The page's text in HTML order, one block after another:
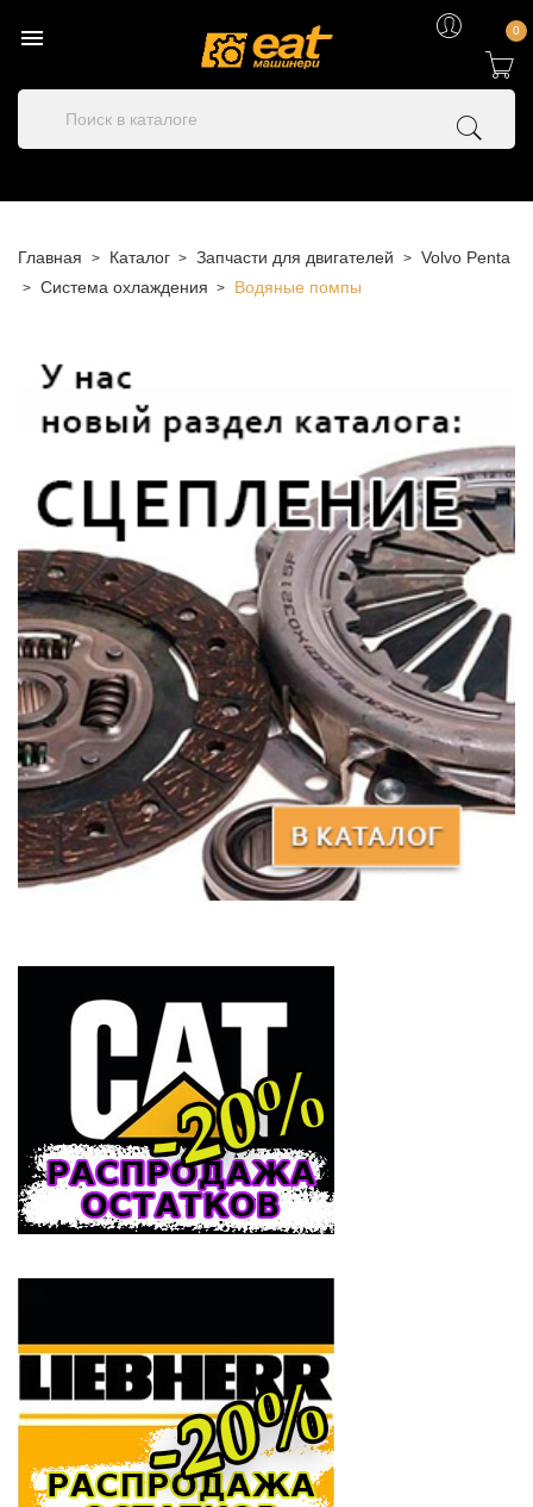
 0
Главная Каталог Запчасти для двигателей
Volvo Penta
Система охлаждения
Водяные помпы